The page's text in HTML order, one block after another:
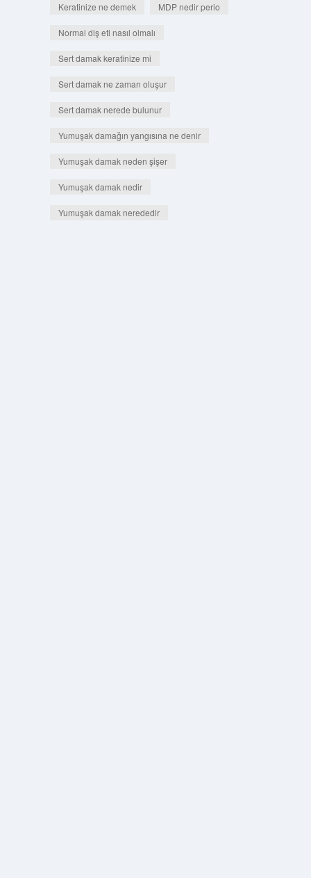
Keratinize ne demek MDP nedir perio
Normal diş eti nasıl olmalı
Sert damak keratinize mi
Sert damak ne zaman oluşur
Sert damak nerede bulunur
Yumuşak damağın yangısına ne denir
Yumuşak damak neden şişer
Yumuşak damak nedir
Yumuşak damak nerededir